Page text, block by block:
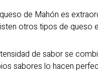
de Mahón es
otros tipos de queso
de sabor se
sabores lo hacen